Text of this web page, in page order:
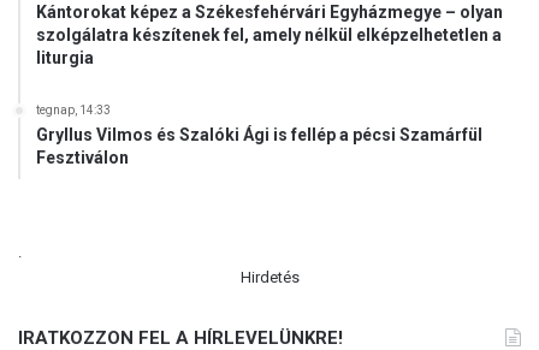
Kántorokat képez a Székesfehérvári Egyházmegye – olyan
szolgálatra készítenek fel, amely nélkül elképzelhetetlen a
liturgia
tegnap, 14:33
Gryllus Vilmos és Szalóki Ági is fellép a pécsi Szamárfül
Fesztiválon
Hirdetés
IRATKOZZON FEL A HÍRLEVELÜNKRE!